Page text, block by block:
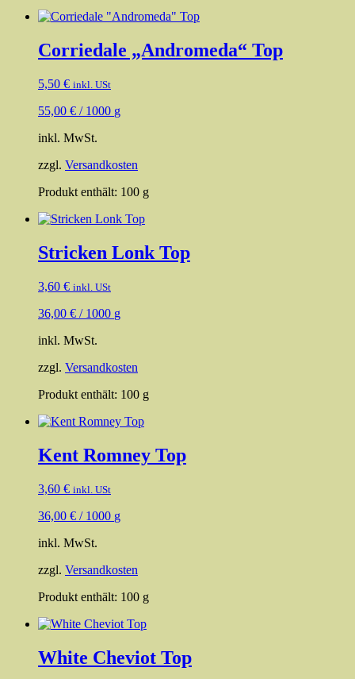
Corriedale „Andromeda“ Top
5,50 € inkl. USt
55,00 € / 1000 g
inkl. MwSt.
zzgl. Versandkosten
Produkt enthält: 100 g
Stricken Lonk Top
3,60 € inkl. USt
36,00 € / 1000 g
inkl. MwSt.
zzgl. Versandkosten
Produkt enthält: 100 g
Kent Romney Top
3,60 € inkl. USt
36,00 € / 1000 g
inkl. MwSt.
zzgl. Versandkosten
Produkt enthält: 100 g
White Cheviot Top